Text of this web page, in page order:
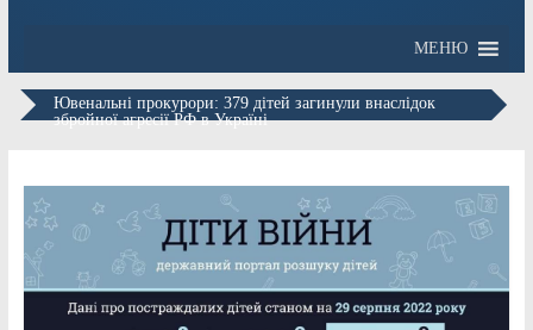
МЕНЮ
Ювенальні прокурори: 379 дітей загинули внаслідок
збройної агресії РФ в Україні